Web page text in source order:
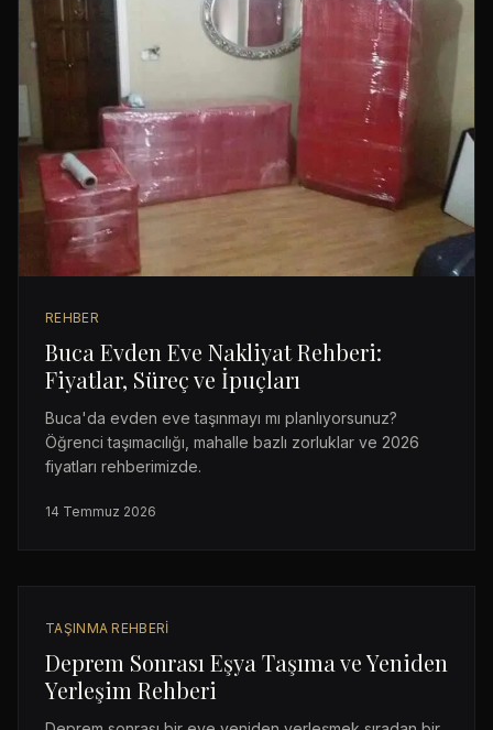
REHBER
Buca Evden Eve Nakliyat Rehberi:
Fiyatlar, Süreç ve İpuçları
Buca'da evden eve taşınmayı mı planlıyorsunuz?
Öğrenci taşımacılığı, mahalle bazlı zorluklar ve 2026
fiyatları rehberimizde.
14 Temmuz 2026
TAŞINMA REHBERI
Deprem Sonrası Eşya Taşıma ve Yeniden
Yerleşim Rehberi